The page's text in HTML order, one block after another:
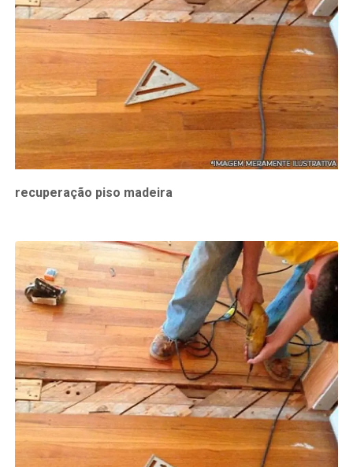
recuperação piso madeira